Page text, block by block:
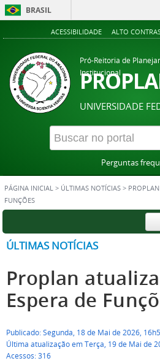
BRASIL
ACESSIBILIDADE ALTO
Pró-Reitoria de
Institucional
UNIVERSIDADE
Perguntas
PÁGINA INICIAL > ÚLTIMAS NOTÍCIAS >
FUNÇÕES
ÚLTIMAS NOTÍCIAS
Proplan
Espera de
Publicado: Segunda, 18 de Mai de 2026,
Última atualização em Terça, 19 de Mai de
Acessos: 316